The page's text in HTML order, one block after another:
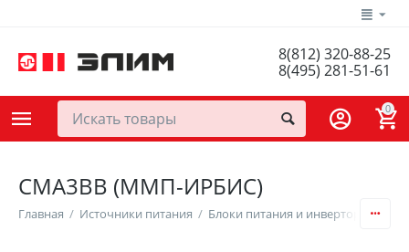
8(812) 320-88-25
8(495) 281-51-61
0
СМА3ВВ (ММП-ИРБИС)
Главная / Источники питания / Блоки питания и инверторы /